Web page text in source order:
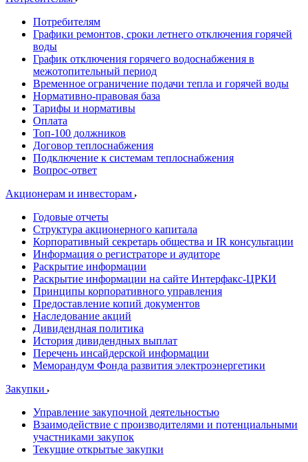
Потребителям
Графики ремонтов, сроки летнего отключения горячей
воды
График отключения горячего водоснабжения в
межотопительный период
Временное ограничение подачи тепла и горячей воды
Нормативно-правовая база
Тарифы и нормативы
Оплата
Топ-100 должников
Договор теплоснабжения
Подключение к системам теплоснабжения
Вопрос-ответ
Акционерам и инвесторам
Годовые отчеты
Структура акционерного капитала
Корпоративный секретарь общества и IR консультации
Информация о регистраторе и аудиторе
Раскрытие информации
Раскрытие информации на сайте Интерфакс-ЦРКИ
Принципы корпоративного управления
Предоставление копий документов
Наследование акций
Дивидендная политика
История дивидендных выплат
Перечень инсайдерской информации
Меморандум Фонда развития электроэнергетики
Закупки
Управление закупочной деятельностью
Взаимодействие с производителями и потенциальными
участниками закупок
Текущие открытые закупки